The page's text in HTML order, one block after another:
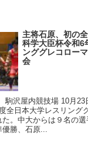
主将石原、初の
科学大臣杯令和6
ンググレコロー
会
沢屋内競技場 10月23
全日本大学レスリング
。中大からは９名の
勝、石原...